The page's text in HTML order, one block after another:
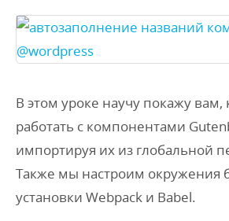
В этом уроке научу покажу
работать с компонентами
импортируя их из глобальной
Также мы настроим окружения
установки Webpack и Babel.